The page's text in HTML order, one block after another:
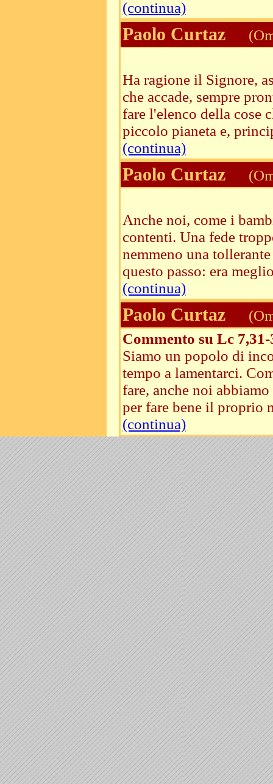
(continua)
Paolo Curtaz
Ha ragione il Signore,
che accade, sempre
fare l'elenco della cose
piccolo pianeta e,
(continua)
Paolo Curtaz
Anche noi, come i
contenti. Una fede
nemmeno una
questo passo: era
(continua)
Paolo Curtaz
Commento su Lc 7,31-
Siamo un popolo di
tempo a lamentarci.
fare, anche noi
per fare bene il proprio
(continua)